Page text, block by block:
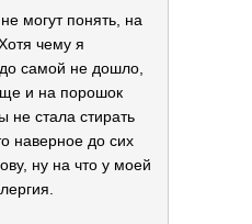
могут понять, на
чему я
самой не дошло,
и на порошок
не стала стирать
наверное до сих
ну на что у моей